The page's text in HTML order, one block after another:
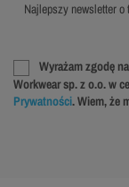
Najlepszy newsletter
Wyrażam zgodę
Workwear sp. z o.o. w
Prywatności. Wiem, że